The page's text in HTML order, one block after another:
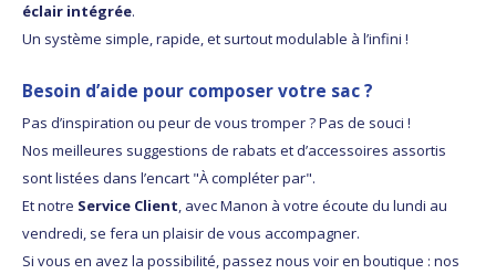
éclair intégrée.
Un système simple, rapide, et surtout modulable à l’infini !
Besoin d’aide pour composer votre sac ?
Pas d’inspiration ou peur de vous tromper ? Pas de souci !
Nos meilleures suggestions de rabats et d’accessoires assortis
sont listées dans l’encart "À compléter par".
Et notre Service Client, avec Manon à votre écoute du lundi au
vendredi, se fera un plaisir de vous accompagner.
Si vous en avez la possibilité, passez nous voir en boutique : nos